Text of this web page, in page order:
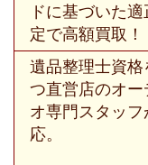
ドに基づいた適
定で高額買取！
遺品整理士資格
つ直営店のオー
オ専門スタッフ
応。